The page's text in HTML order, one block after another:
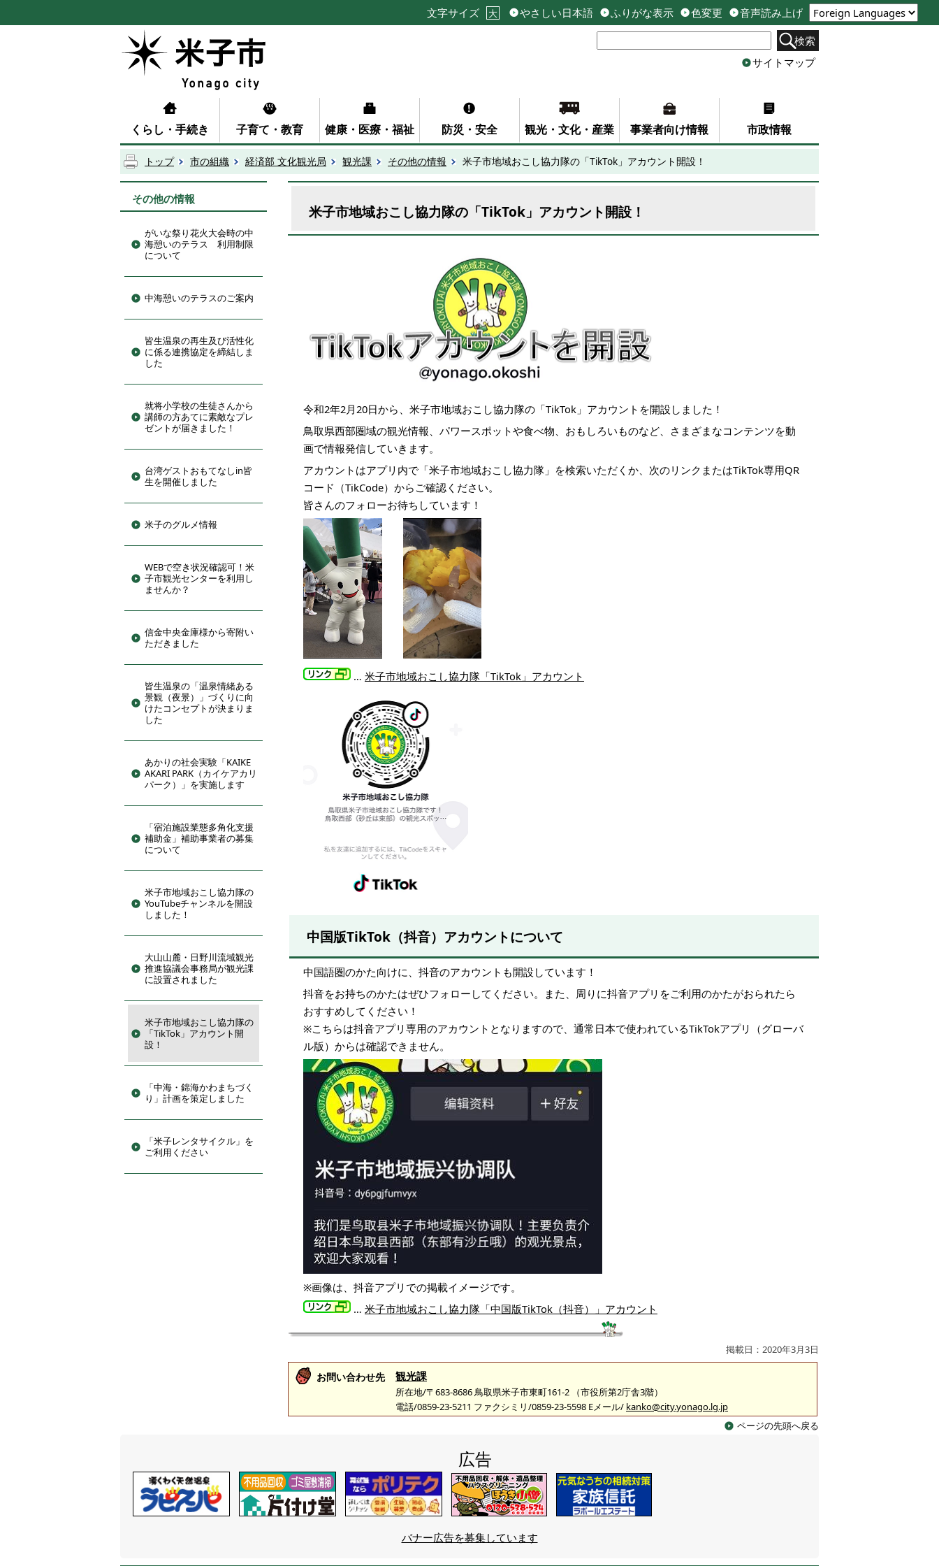
文字サイズ 大 やさしい日本語 ふりがな表示 色変更
音声読み上げ
検索
サイトマップ
くらし・手続き 子育て・教育 健康・医療・福祉 防災・安全 観光・文化・産業 事業者向け情報 市政情報
トップ 市の組織 経済部 文化観光局 観光課 その他の情報 米子市地域おこし協力隊の「TikTok」アカウント開設！
その他の情報
がいな祭り花火大会時の中
海憩いのテラス 利用制限
について
中海憩いのテラスのご案内
皆生温泉の再生及び活性化
に係る連携協定を締結しま
した
就将小学校の生徒さんから
講師の方あてに素敵なプレ
ゼントが届きました！
台湾ゲストおもてなしin皆
生を開催しました
米子のグルメ情報
WEBで空き状況確認可！米
子市観光センターを利用し
ませんか？
信金中央金庫様から寄附い
ただきました
皆生温泉の「温泉情緒ある
景観（夜景）」づくりに向
けたコンセプトが決まりま
した
あかりの社会実験「KAIKE
AKARI PARK（カイケアカリ
パーク）」を実施します
「宿泊施設業態多角化支援
補助金」補助事業者の募集
について
米子市地域おこし協力隊の
YouTubeチャンネルを開設
しました！
大山山麓・日野川流域観光
推進協議会事務局が観光課
に設置されました
米子市地域おこし協力隊の
「TikTok」アカウント開
設！
「中海・錦海かわまちづく
り」計画を策定しました
「米子レンタサイクル」を
ご利用ください
米子市地域おこし協力隊の「TikTok」アカウント開設！
令和2年2月20日から、米子市地域おこし協力隊の「TikTok」アカウントを開設しました！
鳥取県西部圏域の観光情報、パワースポットや食べ物、おもしろいものなど、さまざまなコンテンツを動
画で情報発信していきます。
アカウントはアプリ内で「米子市地域おこし協力隊」を検索いただくか、次のリンクまたはTikTok専用QR
コード（TikCode）からご確認ください。
皆さんのフォローお待ちしています！
… 米子市地域おこし協力隊「TikTok」アカウント
中国版TikTok（抖音）アカウントについて
中国語圏のかた向けに、抖音のアカウントも開設しています！
抖音をお持ちのかたはぜひフォローしてください。また、周りに抖音アプリをご利用のかたがおられたら
おすすめしてください！
※こちらは抖音アプリ専用のアカウントとなりますので、通常日本で使われているTikTokアプリ（グローバ
ル版）からは確認できません。
※画像は、抖音アプリでの掲載イメージです。
… 米子市地域おこし協力隊「中国版TikTok（抖音）」アカウント
掲載日：2020年3月3日
お問い合わせ先 観光課
所在地/〒683-8686 鳥取県米子市東町161-2 （市役所第2庁舎3階）
電話/0859-23-5211 ファクシミリ/0859-23-5598 Eメール/ kanko@city.yonago.lg.jp
ページの先頭へ戻る
広告
バナー広告を募集しています